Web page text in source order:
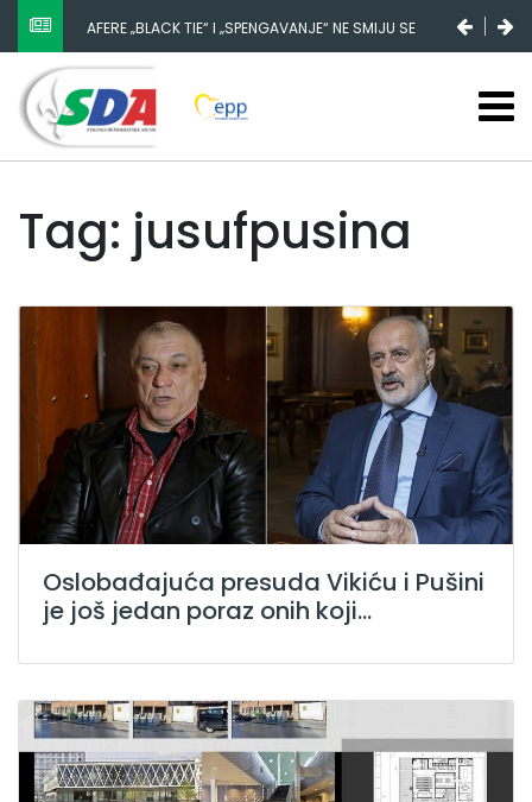
AFERE „BLACK TIE“ I „SPENGAVANJE“ NE SMIJU SE
ZATAŠKATI
Tag: jusufpusina
Oslobađajuća presuda Vikiću i Pušini
je još jedan poraz onih koji...